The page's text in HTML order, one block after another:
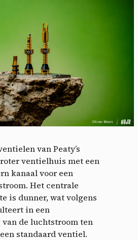
van Peaty’s
ventielhuis met een
kanaal voor een
Het centrale
is dunner, wat volgens
in een
de luchtstroom ten
standaard ventiel.